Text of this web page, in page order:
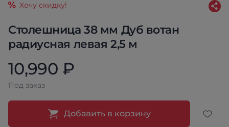
Столешница 38 мм Дуб вотан
радиусная левая 2,5 м
Хочу скидку!
10,990 ₽
Под заказ
Добавить в корзину